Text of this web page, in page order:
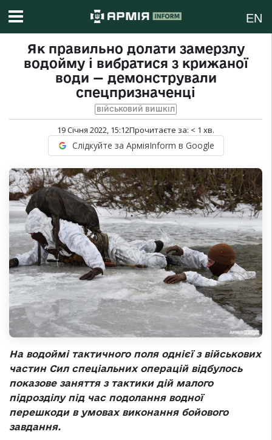
EN
Як правильно долати замерзлу
водойму і вибратися з крижаної
води — демонстрували
спецпризначенці
ВІЙСЬКОВИЙ ВИШКІЛ
19 Січня 2022, 15:12Прочитаєте за: < 1 хв.
Слідкуйте за АрміяInform в Google
На водоймі тактичного поля однієї з військових
частин Сил спеціальних операцій відбулось
показове заняття з тактики дій малого
підрозділу під час подолання водної
перешкоди в умовах виконання бойового
завдання.